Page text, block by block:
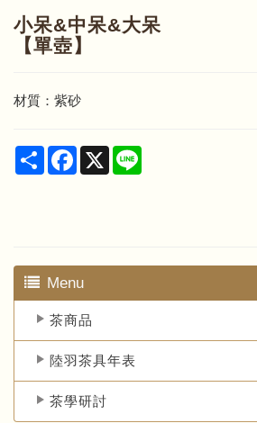
小呆&中呆&大呆
【單壺】
材質：紫砂
Share Facebook
X
Menu
茶商品
陸羽茶具年表
茶學研討